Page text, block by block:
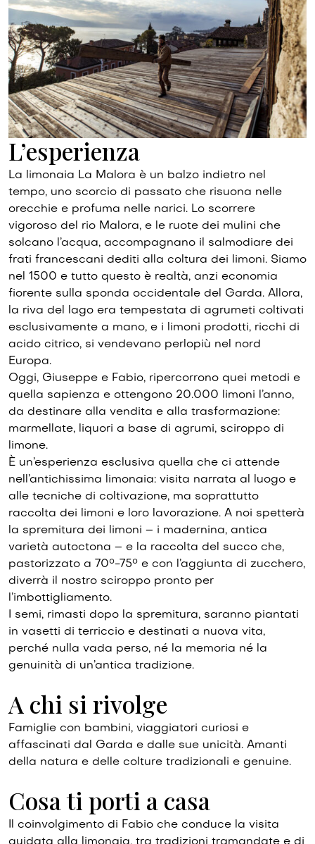
L’esperienza
La limonaia La Malora è un balzo indietro nel
tempo, uno scorcio di passato che risuona nelle
orecchie e profuma nelle narici. Lo scorrere
vigoroso del rio Malora, e le ruote dei mulini che
solcano l’acqua, accompagnano il salmodiare dei
frati francescani dediti alla coltura dei limoni. Siamo
nel 1500 e tutto questo è realtà, anzi economia
fiorente sulla sponda occidentale del Garda. Allora,
la riva del lago era tempestata di agrumeti coltivati
esclusivamente a mano, e i limoni prodotti, ricchi di
acido citrico, si vendevano perlopiù nel nord
Europa.
Oggi, Giuseppe e Fabio, ripercorrono quei metodi e
quella sapienza e ottengono 20.000 limoni l’anno,
da destinare alla vendita e alla trasformazione:
marmellate, liquori a base di agrumi, sciroppo di
limone.
È un’esperienza esclusiva quella che ci attende
nell’antichissima limonaia: visita narrata al luogo e
alle tecniche di coltivazione, ma soprattutto
raccolta dei limoni e loro lavorazione. A noi spetterà
la spremitura dei limoni – i madernina, antica
varietà autoctona – e la raccolta del succo che,
pastorizzato a 70°-75° e con l’aggiunta di zucchero,
diverrà il nostro sciroppo pronto per
l’imbottigliamento.
I semi, rimasti dopo la spremitura, saranno piantati
in vasetti di terriccio e destinati a nuova vita,
perché nulla vada perso, né la memoria né la
genuinità di un’antica tradizione.
A chi si rivolge
Famiglie con bambini, viaggiatori curiosi e
affascinati dal Garda e dalle sue unicità. Amanti
della natura e delle colture tradizionali e genuine.
Cosa ti porti a casa
Il coinvolgimento di Fabio che conduce la visita
guidata alla limonaia, tra tradizioni tramandate e di